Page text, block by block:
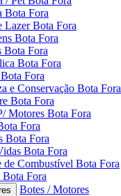
Bota Fora
Lazer Bota Fora
Bota Fora
Bota Fora
Bota Fora
Fora
e Conservação Bota Fora
Bota Fora
Motores Bota Fora
Fora
Bota Fora
Bota Fora
de Combustível Bota Fora
Fora
Botes / Motores